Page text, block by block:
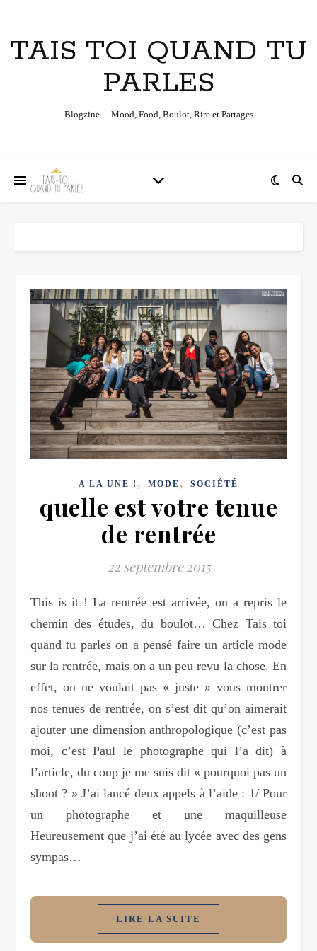
TAIS TOI QUAND TU
PARLES
Blogzine… Mood, Food, Boulot, Rire et Partages
A LA UNE ! , MODE , SOCIÉTÉ
quelle est votre tenue
de rentrée
22 septembre 2015
This is it ! La rentrée est arrivée, on a repris le
chemin des études, du boulot… Chez Tais toi
quand tu parles on a pensé faire un article mode
sur la rentrée, mais on a un peu revu la chose. En
effet, on ne voulait pas « juste » vous montrer
nos tenues de rentrée, on s’est dit qu’on aimerait
ajouter une dimension anthropologique (c’est pas
moi, c’est Paul le photographe qui l’a dit) à
l’article, du coup je me suis dit « pourquoi pas un
shoot ? » J’ai lancé deux appels à l’aide : 1/ Pour
un photographe et une maquilleuse
Heureusement que j’ai été au lycée avec des gens
sympas…
LIRE LA SUITE